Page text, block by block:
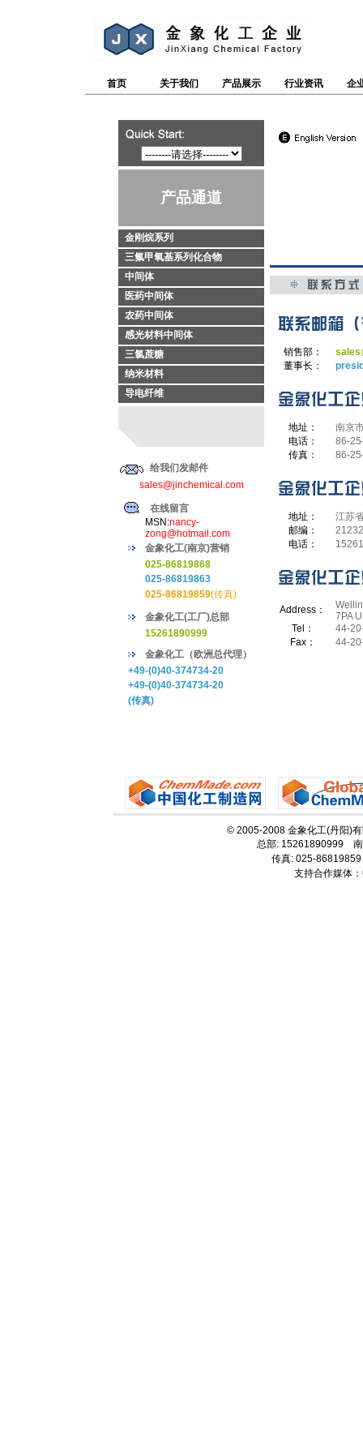
首页 关于我们 产品展示 行业资讯 企
产品通道
金刚烷系列
三氟甲氧基系列化合物
中间体
医药中间体
农药中间体
感光材料中间体
三氯蔗糖
纳米材料
导电纤维
给我们发邮件
sales@jinchemical.com
在线留言
MSN:nancy-
zong@hotmail.com
金象化工(南京)营销
025-86819868
025-86819863
025-86819859(传真)
金象化工(工厂)总部
15261890999
金象化工（欧洲总代理）
+49-(0)40-374734-20
+49-(0)40-374734-20
(传真)
销售部：
董事长：
地址：
南京
电话：
86-
传真：
86-
地址：
江苏
邮编：
电话：
Address：
7PA
Tel：
44-
Fax：
44-
© 2005-2008 金象化工(丹阳)
总部: 15261890999
传真: 025-
支持合作媒体：